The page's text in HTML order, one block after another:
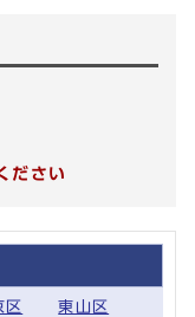
ださい
区 東山区